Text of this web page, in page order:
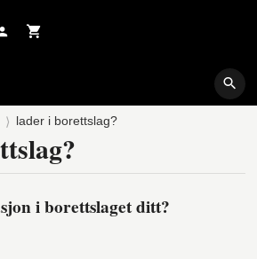
lader i borettslag?
i borettslaget ditt?